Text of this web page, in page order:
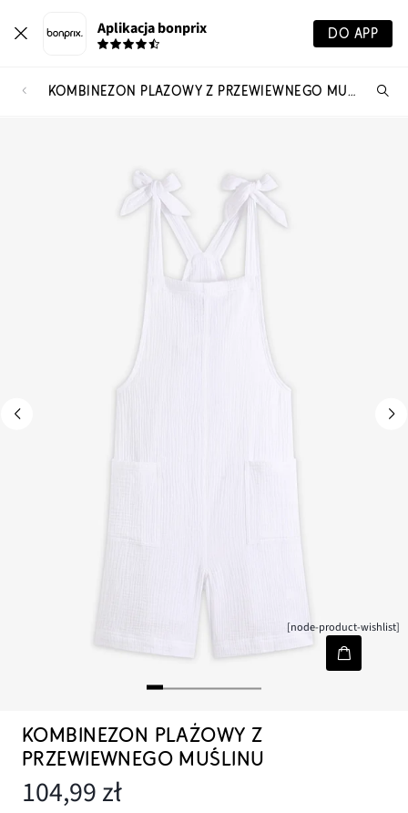
Aplikacja bonprix DO APP
KOMBINEZON PLAŻOWY Z PRZEWIEWNEGO MUŚLINU
[node-product-wishlist]
KOMBINEZON PLAŻOWY Z
PRZEWIEWNEGO MUŚLINU
104,99 zł